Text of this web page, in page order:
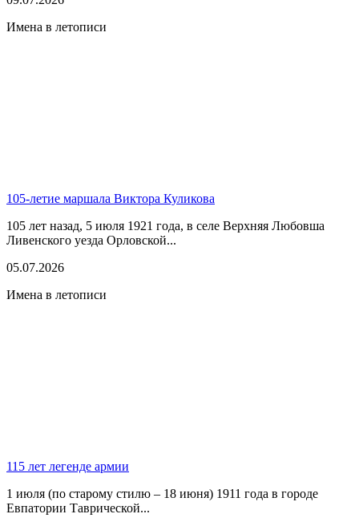
Имена в летописи
105-летие маршала Виктора Куликова
105 лет назад, 5 июля 1921 года, в селе Верхняя Любовша
Ливенского уезда Орловской...
05.07.2026
Имена в летописи
115 лет легенде армии
1 июля (по старому стилю – 18 июня) 1911 года в городе
Евпатории Таврической...